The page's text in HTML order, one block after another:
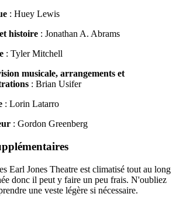
: Huey Lewis
histoire : Jonathan A. Abrams
: Tyler Mitchell
musicale, arrangements et
: Brian Usifer
: Lorin Latarro
: Gordon Greenberg
Earl Jones Theatre est climatisé tout au long
donc il peut y faire un peu frais. N'oubliez
une veste légère si nécessaire.